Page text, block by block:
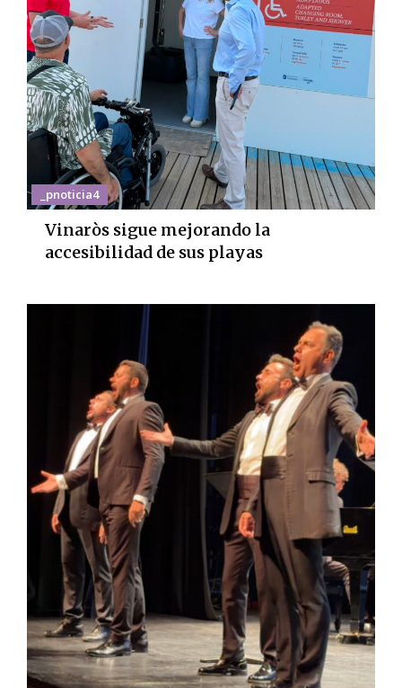
_pnoticia4
Vinaròs sigue mejorando la
accesibilidad de sus playas